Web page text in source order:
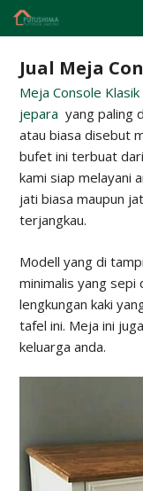
Skip
Jual Meja
Meja Console Klasik
jepara yang paling
atau biasa disebut
bufet ini terbuat
kami siap melayani
jati biasa maupun
terjangkau.
Modell yang di
minimalis yang sepi
lengkungan kaki
tafel ini. Meja ini
keluarga anda.